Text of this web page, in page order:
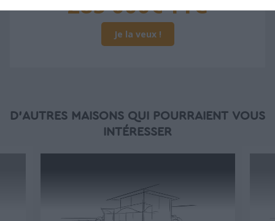
Je la veux !
D'AUTRES MAISONS QUI POURRAIENT VOUS
INTÉRESSER